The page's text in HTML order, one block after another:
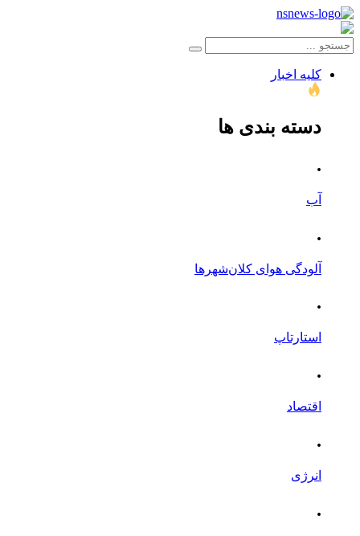
کلیه اخبار
دسته بندی ها
.
آب
.
آلودگی هوای کلان‌شهرها
.
استارتاپ
.
اقتصاد
.
انرژی
.